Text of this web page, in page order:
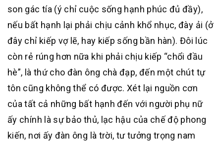
son gác tía (ý chỉ cuộc sống hạnh phúc đủ đầy),
nếu bất hạnh lại phải chịu cảnh khổ nhục, đày ải (ở
đây chỉ kiếp vợ lẽ, hay kiếp sống bần hàn). Đôi lúc
còn rẻ rúng hơn nữa khi phải chịu kiếp “chổi đầu
hè”, là thứ cho đàn ông chà đạp, đến một chút tự
tôn cũng không thể có được. Xét lại nguồn cơn
của tất cả những bất hạnh đến với người phụ nữ
ấy chính là sự bảo thủ, lạc hậu của chế độ phong
kiến, nơi ấy đàn ông là trời, tư tưởng trọng nam